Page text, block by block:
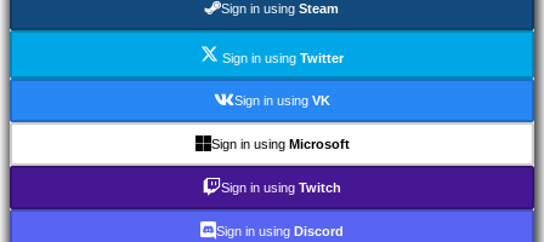
Sportspellen
Racing
Casual
Indie
Simulation
Sign in using Steam
Sign in using Twitter
Sign in using VK
Sign in using Microsoft
Sign in using Twitch
Sign in using Discord